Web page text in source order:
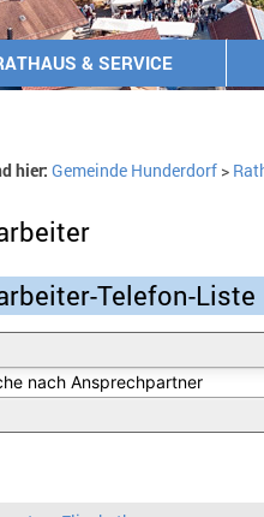
& SERVICE
hier: Gemeinde Hunderdorf>
Telefon-Liste